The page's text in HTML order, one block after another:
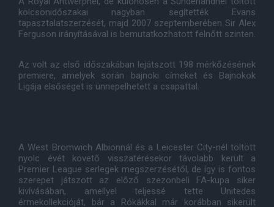
kölcsönidőszakai nagyban segítették Evans
tapasztalatszerzését, majd 2007 szeptemberében Sir Alex
Ferguson irányításával is bemutatkozhatott felnőtt szinten.
Az volt az első időszakában lejátszott 198 mérkőzésének
premiere, amelyek során bajnoki címeket és Bajnokok
Ligája elsőséget is ünnepelhetett a csapattal.
A West Bromwich Albionnál és a Leicester City-nél töltött
nyolc évét követő visszatérésekor távolabb került a
Premier League serlegek megszerzésétől, de így is fontos
szerepet játszott az előző szezonbeli FA-kupa siker
kivívásában, amellyel teljessé tette Unitedes
érmekollekcióját, bár a Rókákkal már korábban sikerült